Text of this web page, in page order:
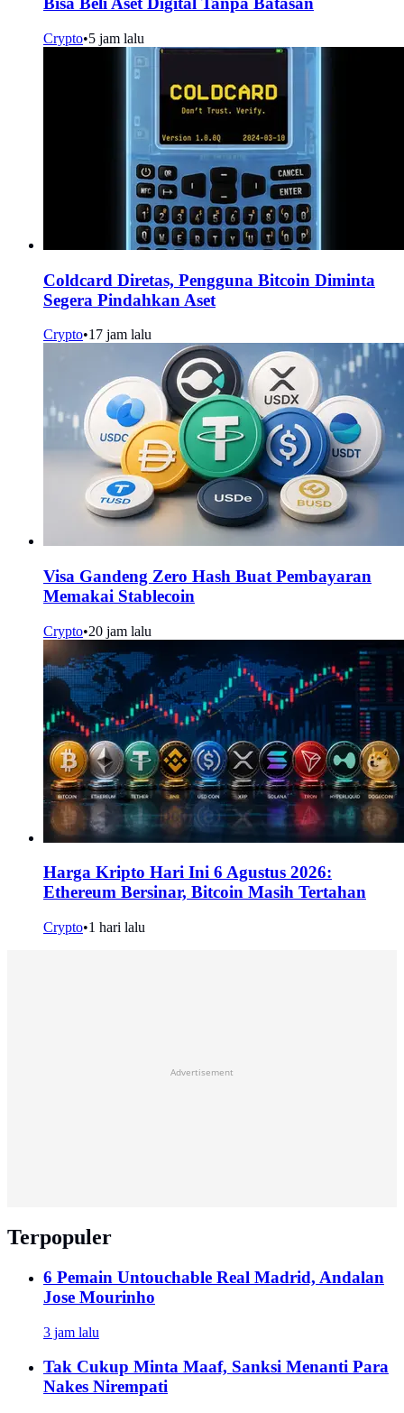
Crypto•5 jam lalu
Coldcard Diretas, Pengguna Bitcoin Diminta
Segera Pindahkan Aset
Crypto•17 jam lalu
Visa Gandeng Zero Hash Buat Pembayaran
Memakai Stablecoin
Crypto•20 jam lalu
Harga Kripto Hari Ini 6 Agustus 2026:
Ethereum Bersinar, Bitcoin Masih Tertahan
Crypto•1 hari lalu
Advertisement
Terpopuler
6 Pemain Untouchable Real Madrid, Andalan
Jose Mourinho
3 jam lalu
Tak Cukup Minta Maaf, Sanksi Menanti Para
Nakes Nirempati